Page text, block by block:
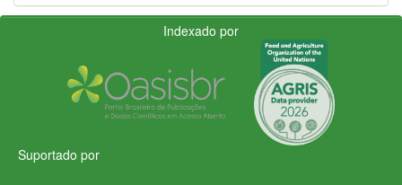
Indexado por
Suportado por